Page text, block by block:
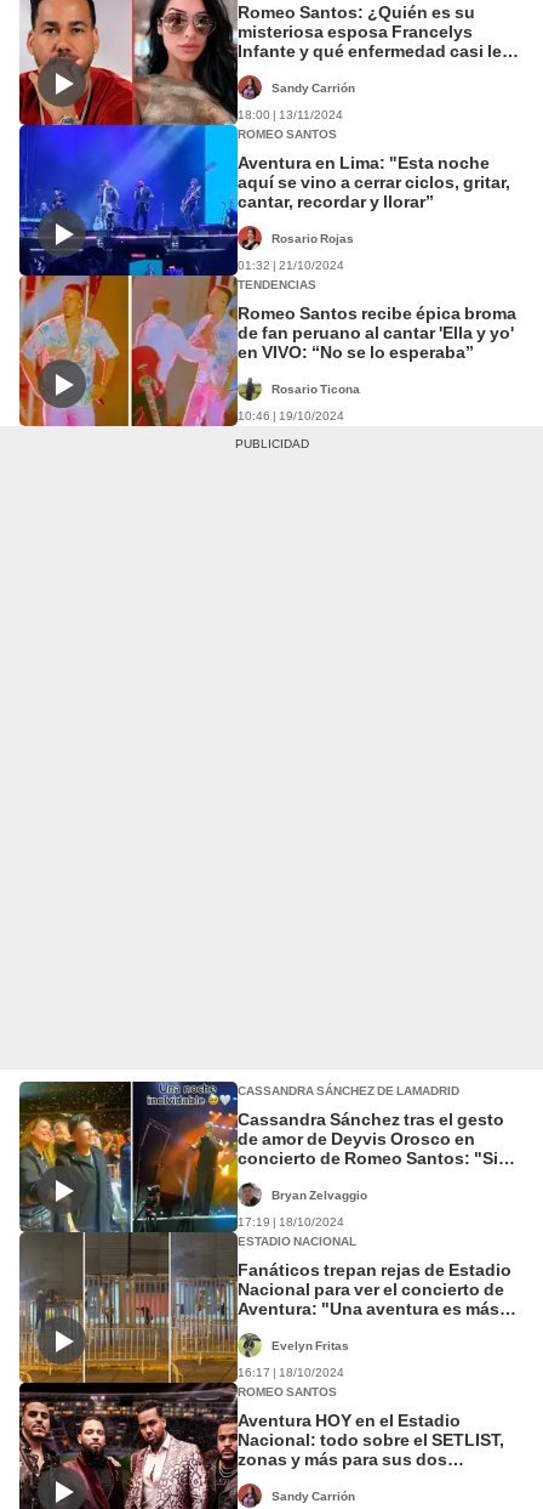
Romeo Santos: ¿Quién es su
misteriosa esposa Francelys
Infante y qué enfermedad casi le
Sandy Carrión
18:00 | 13/11/2024
ROMEO SANTOS
Aventura en Lima: "Esta noche
aquí se vino a cerrar ciclos, gritar,
cantar, recordar y llorar”
Rosario Rojas
01:32 | 21/10/2024
TENDENCIAS
Romeo Santos recibe épica broma
de fan peruano al cantar 'Ella y yo'
en VIVO: “No se lo esperaba”
Rosario Ticona
10:46 | 19/10/2024
CASSANDRA SÁNCHEZ DE LAMADRID
Cassandra Sánchez tras el gesto
de amor de Deyvis Orosco en
concierto de Romeo Santos: "Sigo
Bryan Zelvaggio
17:19 | 18/10/2024
ESTADIO NACIONAL
Fanáticos trepan rejas de Estadio
Nacional para ver el concierto de
Aventura: "Una aventura es más
Evelyn Fritas
16:17 | 18/10/2024
ROMEO SANTOS
Aventura HOY en el Estadio
Nacional: todo sobre el SETLIST,
zonas y más para sus dos
Sandy Carrión